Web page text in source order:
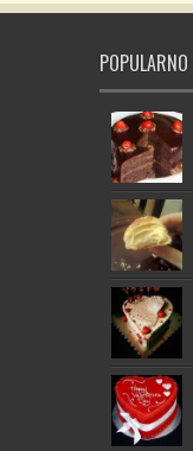
POPULARNO